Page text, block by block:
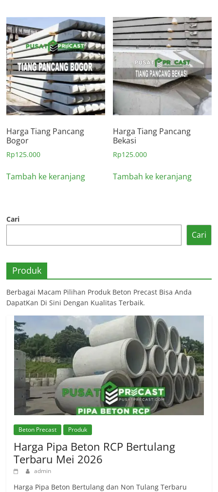
Harga Tiang Pancang
Bogor
Rp125.000
Tambah ke keranjang
Harga Tiang Pancang
Bekasi
Rp125.000
Tambah ke keranjang
Cari
Cari
Produk
Berbagai Macam Pilihan Produk Beton Precast Bisa Anda
DapatKan Di Sini Dengan Kualitas Terbaik.
Beton Precast Produk
Harga Pipa Beton RCP Bertulang
Terbaru Mei 2026
admin
Harga Pipa Beton Bertulang dan Non Tulang Terbaru